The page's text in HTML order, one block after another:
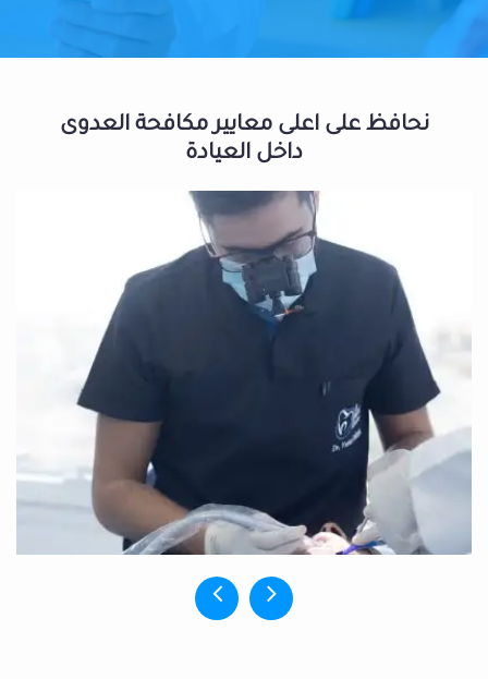
نحافظ على اعلى معايير مكافحة العدوى
داخل العيادة